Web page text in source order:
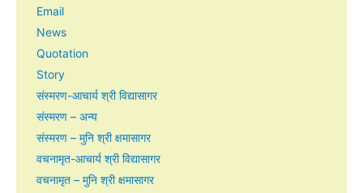
Email
News
Quotation
Story
संस्मरण-आचार्य श्री विद्यासागर
संस्मरण – अन्य
संस्मरण – मुनि श्री क्षमासागर
वचनामृत-आचार्य श्री विद्यासागर
वचनामृत – मुनि श्री क्षमासागर